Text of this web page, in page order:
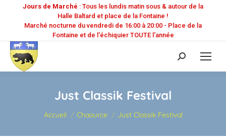
Jours de Marché : Tous les lundis matin sous & autour de la
Halle Baltard et place de la Fontaine !
Marché nocturne du vendredi de 16:00 à 20:00 - Place de la
Fontaine et de l'échiquier TOUTE l'année
Recherche
:
Just Classik Festival
Vous êtes ici :
Accueil Chaource Just Classik Festival